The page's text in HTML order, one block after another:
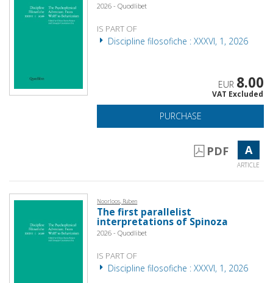
2026 - Quodlibet
IS PART OF
Discipline filosofiche : XXXVI, 1, 2026
EUR 8.00
VAT Excluded
PURCHASE
PDF A
ARTICLE
Noorloos, Ruben
The first parallelist
interpretations of Spinoza
2026 - Quodlibet
IS PART OF
Discipline filosofiche : XXXVI, 1, 2026